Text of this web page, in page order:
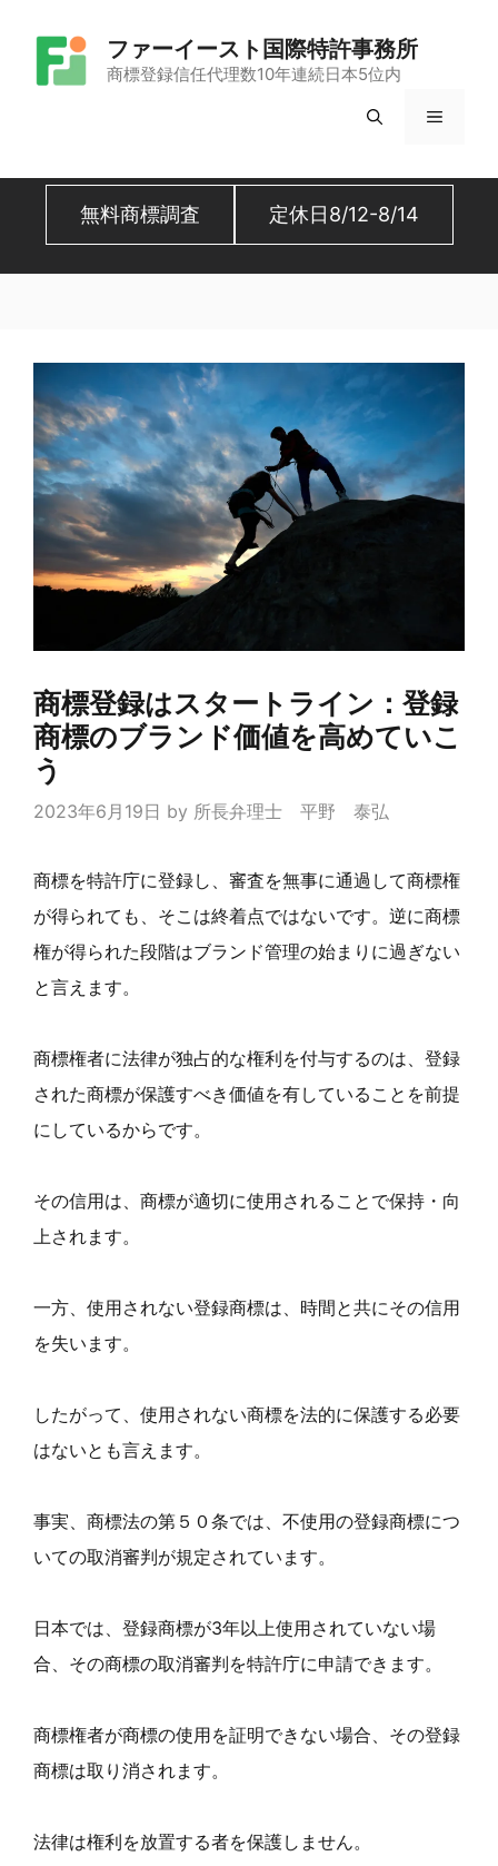
ファーイースト国際特許事務所
商標登録信任代理数10年連続日本5位内
メ
無料商標調査 定休日8/12-8/14
商標登録はスタートライン：登録
商標のブランド価値を高めていこ
う
2023年6月19日 by 所長弁理士 平野 泰弘
商標を特許庁に登録し、審査を無事に通過して商標権
が得られても、そこは終着点ではないです。逆に商標
権が得られた段階はブランド管理の始まりに過ぎない
と言えます。
商標権者に法律が独占的な権利を付与するのは、登録
された商標が保護すべき価値を有していることを前提
にしているからです。
その信用は、商標が適切に使用されることで保持・向
上されます。
一方、使用されない登録商標は、時間と共にその信用
を失います。
したがって、使用されない商標を法的に保護する必要
はないとも言えます。
事実、商標法の第５０条では、不使用の登録商標につ
いての取消審判が規定されています。
日本では、登録商標が3年以上使用されていない場
合、その商標の取消審判を特許庁に申請できます。
商標権者が商標の使用を証明できない場合、その登録
商標は取り消されます。
法律は権利を放置する者を保護しません。